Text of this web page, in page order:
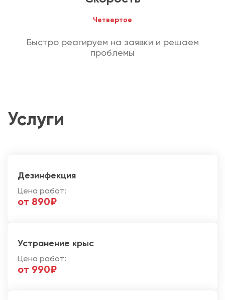
Четвертое
Быстро реагируем на заявки и решаем
проблемы
Услуги
Дезинфекция
Цена работ:
от 890₽
Устранение крыс
Цена работ:
от 990₽